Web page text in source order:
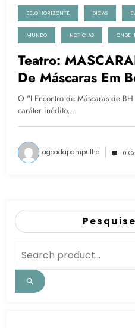
14 de setembro de 2022
BELO HORIZONTE DICAS
MUNDO NOTÍCIAS ONDE
Teatro:
De Máscaras Em
TELÚRICAS
O "I Encontro de Máscaras de
caráter inédito,…
Lagoadapampulha 0